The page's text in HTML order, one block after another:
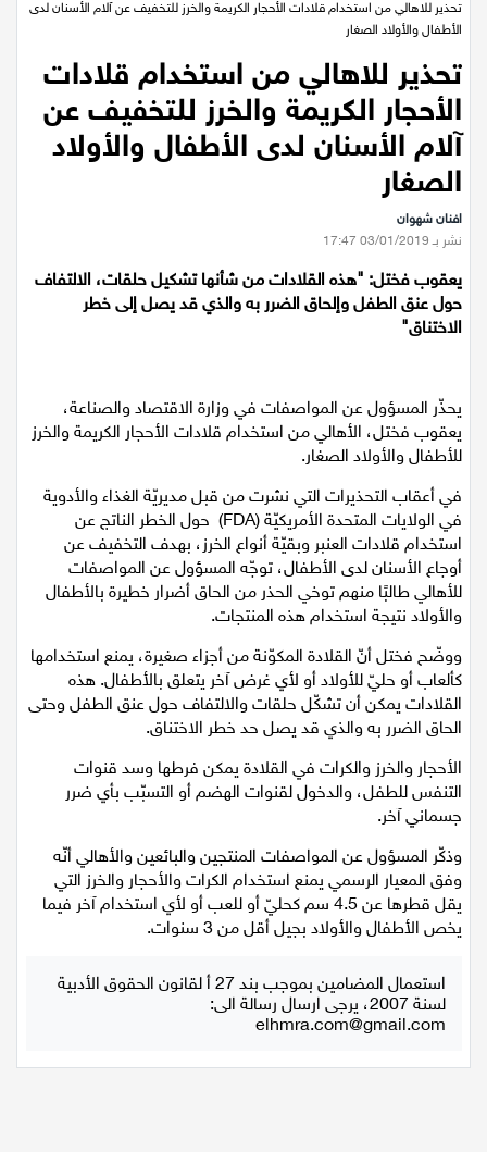
عيلبون
دير حنا
سخنين
عرابة
اخبار عالمية
رياضة
رياضة عالمية
اقتصاد
مقالات
مطبخ
صحة وطب
مجلة الحمرا
جمال وازياء
تكنولوجيا
فن
ستوديو انتخابات 2022
الرئيسية / اقتصاد
/
تحذير للاهالي من استخدام قلادات الأحجار الكريمة والخرز للتخفيف عن آلام الأسنان لدى
تحذير للاهالي من استخدام قلادات
الأحجار الكريمة والخرز للتخفيف عن
آلام الأسنان لدى الأطفال والأولاد
الصغار
افنان شهوان
يعقوب فختل: "هذه القلادات من شأنها تشكيل حلقات، الالتفاف
حول عنق الطفل وإلحاق الضرر به والذي قد يصل إلى خطر
يحذّر المسؤول عن المواصفات في وزارة الاقتصاد والصناعة،
يعقوب فختل، الأهالي من استخدام قلادات الأحجار الكريمة والخرز
في أعقاب التحذيرات التي نشرت من قبل مديريّة الغذاء والأدوية
في الولايات المتحدة الأمريكيّة (FDA) حول الخطر الناتج عن
استخدام قلادات العنبر وبقيّة أنواع الخرز، بهدف التخفيف عن
أوجاع الأسنان لدى الأطفال، توجّه المسؤول عن المواصفات
للأهالي طالبًا منهم توخي الحذر من الحاق أضرار خطيرة بالأطفال
ووضّح فختل أنّ القلادة المكوّنة من أجزاء صغيرة، يمنع استخدامها
كألعاب أو حليّ للأولاد أو لأي غرض آخر يتعلق بالأطفال. هذه
القلادات يمكن أن تشكّل حلقات والالتفاف حول عنق الطفل وحتى
الأحجار والخرز والكرات في القلادة يمكن فرطها وسد قنوات
التنفس للطفل، والدخول لقنوات الهضم أو التسبّب بأي ضرر
وذكّر المسؤول عن المواصفات المنتجين والبائعين والأهالي أنّه
وفق المعيار الرسمي يمنع استخدام الكرات والأحجار والخرز التي
يقل قطرها عن 4.5 سم كحليّ أو للعب أو لأي استخدام آخر فيما
استعمال المضامين بموجب بند 27 أ لقانون الحقوق الأدبية
لسنة 2007، يرجى ارسال رسالة الى: